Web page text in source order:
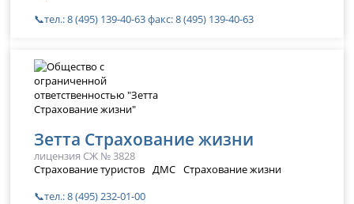
📞тел.: 8 (495) 139-40-63 факс: 8 (495) 139-40-63
Зетта Страхование жизни
лицензия СЖ № 3828
Страхование туристов ДМС Страхование жизни
📞тел.: 8 (495) 232-01-00